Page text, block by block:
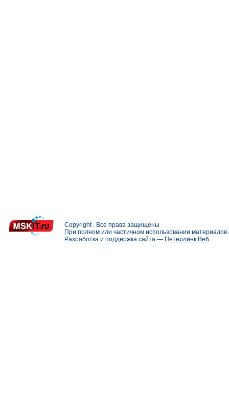
Copyright . Все права защищены
При полном или частичном использовании
Разработка и поддержка сайта — Петерлинк Веб